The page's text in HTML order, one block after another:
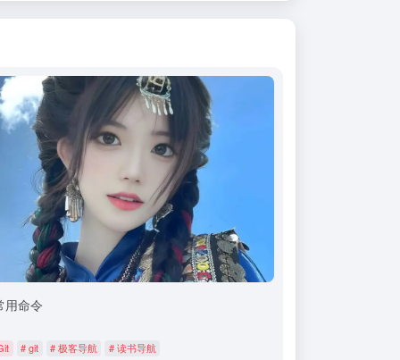
用命令
# git # 极客导航 # 读书导航